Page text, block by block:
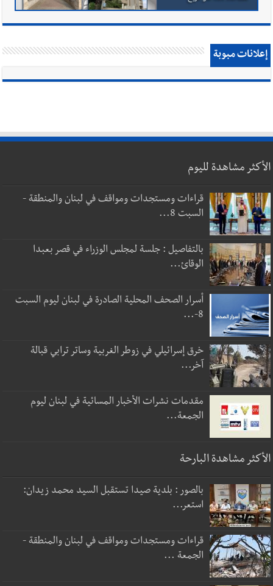
إعلانات مبوبة
الأكثر مشاهدة لليوم
قراءات ومستجدات ومواقف في لبنان والمنطقة -
السبت 8...
بالتفاصيل : جلسة لمجلس الوزراء في قصر بعبدا
الوقائ...
أسرار الصحف المحلية الصادرة في لبنان ليوم السبت
8-...
خرق إسرائيلي في زوطر الغربية وساتر ترابي قبالة
آخر...
مقدمات نشرات الأخبار المسائية في لبنان ليوم
الجمعة...
الأكثر مشاهدة البارحة
بالصور : بلدية صيدا تستقبل السيد محمد زيدان:
استعر...
قراءات ومستجدات ومواقف في لبنان والمنطقة -
الجمعة ...